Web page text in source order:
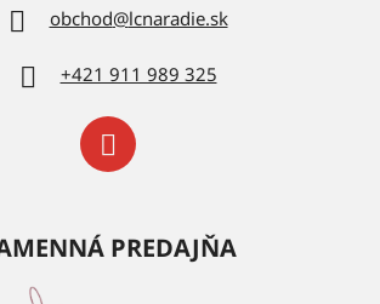
obchod@lcnaradie.sk
+421 911 989 325
PREDAJŇA